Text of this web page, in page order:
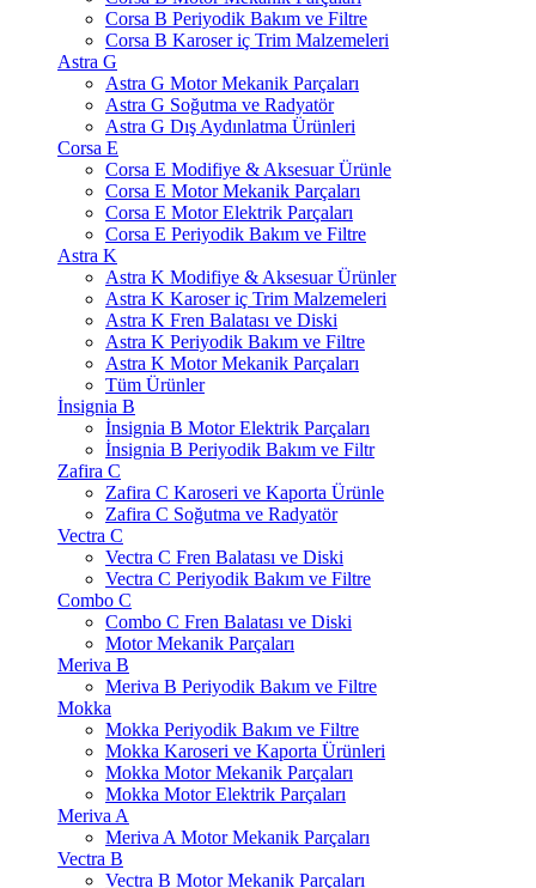
Corsa B Periyodik Bakım ve Filtre
Corsa B Karoser iç Trim Malzemeleri
Astra G
Astra G Motor Mekanik Parçaları
Astra G Soğutma ve Radyatör
Astra G Dış Aydınlatma Ürünleri
Corsa E
Corsa E Modifiye & Aksesuar Ürünle
Corsa E Motor Mekanik Parçaları
Corsa E Motor Elektrik Parçaları
Corsa E Periyodik Bakım ve Filtre
Astra K
Astra K Modifiye & Aksesuar Ürünler
Astra K Karoser iç Trim Malzemeleri
Astra K Fren Balatası ve Diski
Astra K Periyodik Bakım ve Filtre
Astra K Motor Mekanik Parçaları
Tüm Ürünler
İnsignia B
İnsignia B Motor Elektrik Parçaları
İnsignia B Periyodik Bakım ve Filtr
Zafira C
Zafira C Karoseri ve Kaporta Ürünle
Zafira C Soğutma ve Radyatör
Vectra C
Vectra C Fren Balatası ve Diski
Vectra C Periyodik Bakım ve Filtre
Combo C
Combo C Fren Balatası ve Diski
Motor Mekanik Parçaları
Meriva B
Meriva B Periyodik Bakım ve Filtre
Mokka
Mokka Periyodik Bakım ve Filtre
Mokka Karoseri ve Kaporta Ürünleri
Mokka Motor Mekanik Parçaları
Mokka Motor Elektrik Parçaları
Meriva A
Meriva A Motor Mekanik Parçaları
Vectra B
Vectra B Motor Mekanik Parçaları